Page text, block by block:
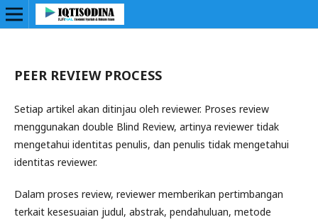
PEER REVIEW PROCESS
Setiap artikel akan ditinjau oleh reviewer. Proses review
menggunakan double Blind Review, artinya reviewer tidak
mengetahui identitas penulis, dan penulis tidak mengetahui
identitas reviewer.
Dalam proses review, reviewer memberikan pertimbangan
terkait kesesuaian judul, abstrak, pendahuluan, metode